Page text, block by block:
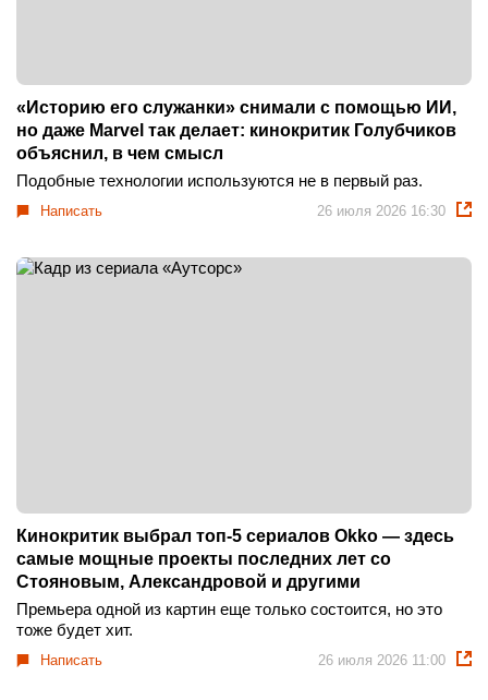
«Историю его служанки» снимали с помощью ИИ,
но даже Marvel так делает: кинокритик Голубчиков
объяснил, в чем смысл
Подобные технологии используются не в первый раз.
Написать 26 июля 2026 16:30
Кинокритик выбрал топ-5 сериалов Okko — здесь
самые мощные проекты последних лет со
Стояновым, Александровой и другими
Премьера одной из картин еще только состоится, но это
тоже будет хит.
Написать 26 июля 2026 11:00